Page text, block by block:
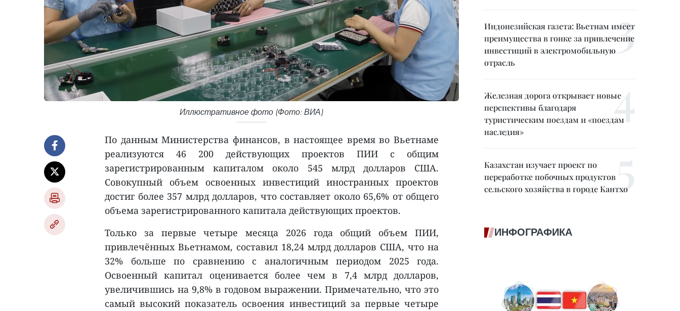
Иллюстративное фото (Фото: ВИА)
По данным Министерства финансов, в настоящее время во Вьетнаме
реализуются 46 200 действующих проектов ПИИ с общим
зарегистрированным капиталом около 545 млрд долларов США.
Совокупный объем освоенных инвестиций иностранных проектов
достиг более 357 млрд долларов, что составляет около 65,6% от общего
объема зарегистрированного капитала действующих проектов.
Только за первые четыре месяца 2026 года общий объем ПИИ,
привлечённых Вьетнамом, составил 18,24 млрд долларов США, что на
32% больше по сравнению с аналогичным периодом 2025 года.
Освоенный капитал оценивается более чем в 7,4 млрд долларов,
увеличившись на 9,8% в годовом выражении. Примечательно, что это
самый высокий показатель освоения инвестиций за первые четыре
Индонезийская газета: Вьетнам имеет
преимущества в гонке за привлечение
инвестиций в электромобильную
отрасль
Железная дорога открывает новые
перспективы благодаря
туристическим поездам и «поездам
наследия»
Казахстан изучает проект по
переработке побочных продуктов
сельского хозяйства в городе Кантхо
ИНФОГРАФИКА